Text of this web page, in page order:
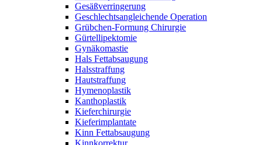
Gesäßverringerung
Geschlechtsangleichende Operation
Grübchen-Formung Chirurgie
Gürtellipektomie
Gynäkomastie
Hals Fettabsaugung
Halsstraffung
Hautstraffung
Hymenoplastik
Kanthoplastik
Kieferchirurgie
Kieferimplantate
Kinn Fettabsaugung
Kinnkorrektur